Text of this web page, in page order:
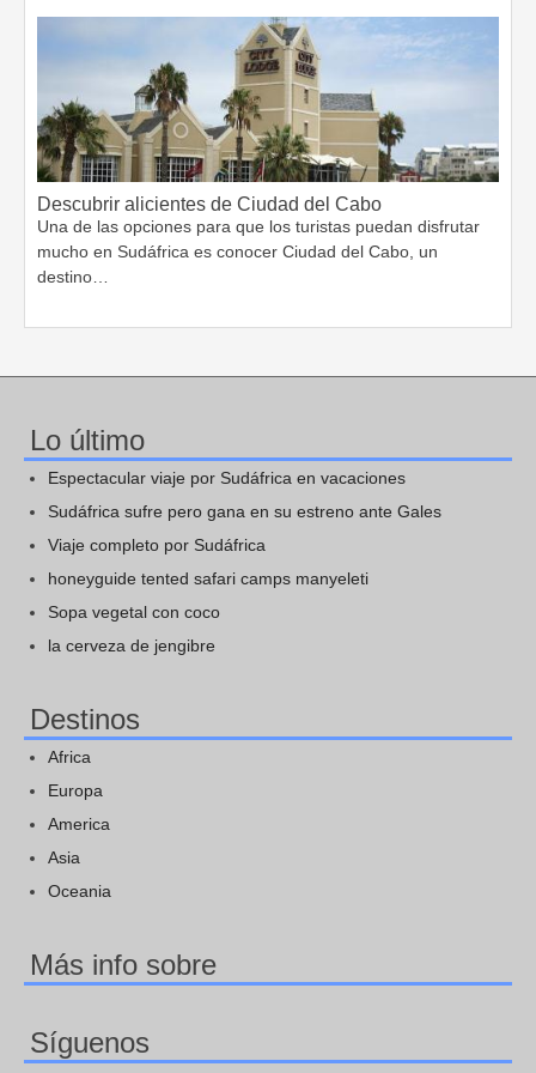
Descubrir alicientes de Ciudad del Cabo
Una de las opciones para que los turistas puedan disfrutar
mucho en Sudáfrica es conocer Ciudad del Cabo, un
destino…
Lo último
Espectacular viaje por Sudáfrica en vacaciones
Sudáfrica sufre pero gana en su estreno ante Gales
Viaje completo por Sudáfrica
honeyguide tented safari camps manyeleti
Sopa vegetal con coco
la cerveza de jengibre
Destinos
Africa
Europa
America
Asia
Oceania
Más info sobre
Síguenos